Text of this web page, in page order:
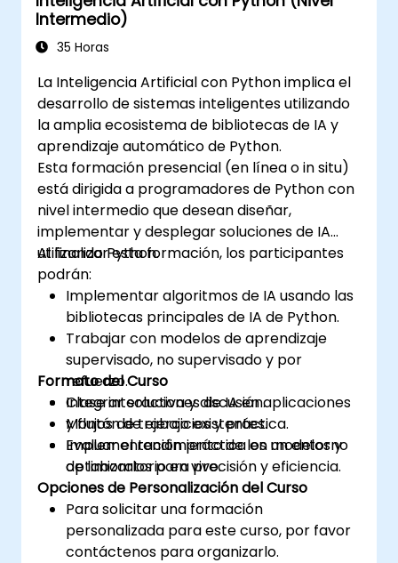
aprendizaje profundo con TensorFlow,
procesamiento de lenguaje natural, big data
ideal para principiantes que buscan una
certificación en ciencia de datos con Python y
capacitación analítica lista para el mercado
laboral.
Intermedio)
35 Horas
La Inteligencia Artificial con Python implica el
desarrollo de sistemas inteligentes utilizando
la amplia ecosistema de bibliotecas de IA y
aprendizaje automático de Python.
Esta formación presencial (en línea o in situ)
está dirigida a programadores de Python con
nivel intermedio que desean diseñar,
implementar y desplegar soluciones de IA
utilizando Python.
Al finalizar esta formación, los participantes
podrán:
Implementar algoritmos de IA usando las
bibliotecas principales de IA de Python.
Trabajar con modelos de aprendizaje
supervisado, no supervisado y por
refuerzo.
Integrar soluciones de IA en aplicaciones
y flujos de trabajo existentes.
Evaluar el rendimiento de los modelos y
optimizarlos para precisión y eficiencia.
Formato del Curso
Clase interactiva y discusión.
Montón de ejercicios y práctica.
Implementación práctica en un entorno
de laboratorio en vivo.
Opciones de Personalización del Curso
Para solicitar una formación
personalizada para este curso, por favor
contáctenos para organizarlo.